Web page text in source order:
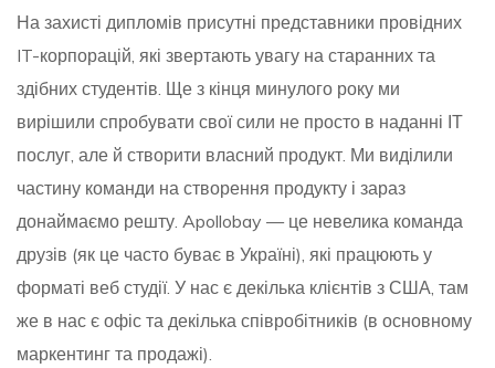
На захисті дипломів присутні представники провідних
IT-корпорацій, які звертають увагу на старанних та
здібних студентів. Ще з кінця минулого року ми
вирішили спробувати свої сили не просто в наданні ІТ
послуг, але й створити власний продукт. Ми виділили
частину команди на створення продукту і зараз
донаймаємо решту. Apollobay — це невелика команда
друзів (як це часто буває в Україні), які працюють у
форматі веб студії. У нас є декілька клієнтів з США, там
же в нас є офіс та декілька співробітників (в основному
маркентинг та продажі).